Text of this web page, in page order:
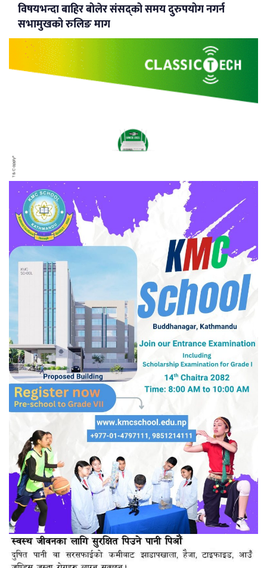
विषयभन्दा बाहिर बोलेर संसद्को समय दुरुपयोग नगर्न
सभामुखको रुलिङ माग